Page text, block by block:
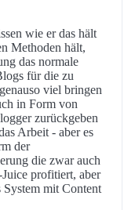
wie er das hält
Methoden hält,
das normale
für die zu
viel bringen
in Form von
zurückgeben
Arbeit - aber es
der
die zwar auch
profitiert, aber
System mit Content